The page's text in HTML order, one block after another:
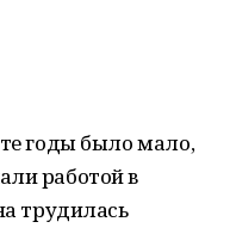
годы было мало,
работой в
трудилась